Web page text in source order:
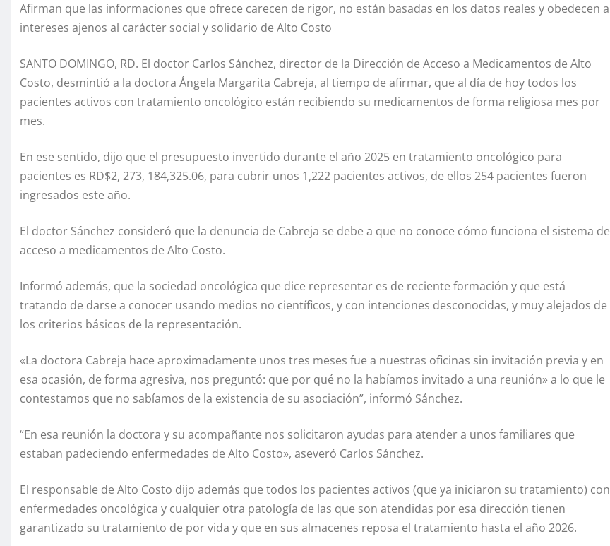
Afirman que las informaciones que ofrece carecen de rigor, no están basadas en los datos reales y obedecen a
intereses ajenos al carácter social y solidario de Alto Costo
SANTO DOMINGO, RD. El doctor Carlos Sánchez, director de la Dirección de Acceso a Medicamentos de Alto
Costo, desmintió a la doctora Ángela Margarita Cabreja, al tiempo de afirmar, que al día de hoy todos los
pacientes activos con tratamiento oncológico están recibiendo su medicamentos de forma religiosa mes por
mes.
En ese sentido, dijo que el presupuesto invertido durante el año 2025 en tratamiento oncológico para
pacientes es RD$2, 273, 184,325.06, para cubrir unos 1,222 pacientes activos, de ellos 254 pacientes fueron
ingresados este año.
El doctor Sánchez consideró que la denuncia de Cabreja se debe a que no conoce cómo funciona el sistema de
acceso a medicamentos de Alto Costo.
Informó además, que la sociedad oncológica que dice representar es de reciente formación y que está
tratando de darse a conocer usando medios no científicos, y con intenciones desconocidas, y muy alejados de
los criterios básicos de la representación.
«La doctora Cabreja hace aproximadamente unos tres meses fue a nuestras oficinas sin invitación previa y en
esa ocasión, de forma agresiva, nos preguntó: que por qué no la habíamos invitado a una reunión» a lo que le
contestamos que no sabíamos de la existencia de su asociación”, informó Sánchez.
“En esa reunión la doctora y su acompañante nos solicitaron ayudas para atender a unos familiares que
estaban padeciendo enfermedades de Alto Costo», aseveró Carlos Sánchez.
El responsable de Alto Costo dijo además que todos los pacientes activos (que ya iniciaron su tratamiento) con
enfermedades oncológica y cualquier otra patología de las que son atendidas por esa dirección tienen
garantizado su tratamiento de por vida y que en sus almacenes reposa el tratamiento hasta el año 2026.